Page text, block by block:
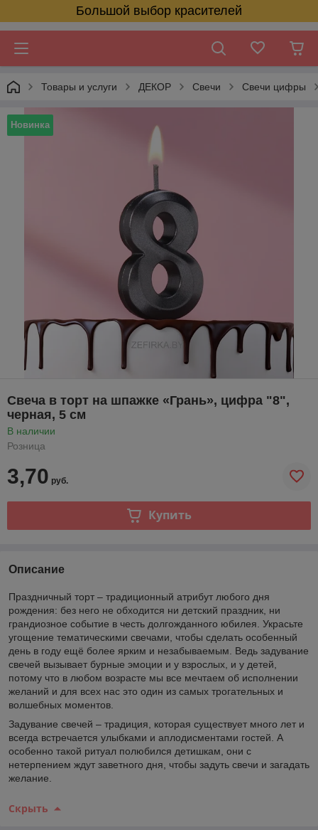
Большой выбор красителей
Товары и услуги ДЕКОР Свечи Свечи цифры
Новинка
Свеча в торт на шпажке «‎Грань», цифра "8",
черная, 5 см
В наличии
Розница
3,70 руб.
Купить
Описание
Праздничный торт – традиционный атрибут любого дня
рождения: без него не обходится ни детский праздник, ни
грандиозное событие в честь долгожданного юбилея. Украсьте
угощение тематическими свечами, чтобы сделать особенный
день в году ещё более ярким и незабываемым. Ведь задувание
свечей вызывает бурные эмоции и у взрослых, и у детей,
потому что в любом возрасте мы все мечтаем об исполнении
желаний и для всех нас это один из самых трогательных и
волшебных моментов.
Задувание свечей – традиция, которая существует много лет и
всегда встречается улыбками и аплодисментами гостей. А
особенно такой ритуал полюбился детишкам, они с
нетерпением ждут заветного дня, чтобы задуть свечи и загадать
желание.
Скрыть